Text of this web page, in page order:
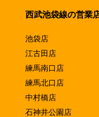
西武池袋線の営業
池袋店
江古田店
練馬南口店
練馬北口店
中村橋店
石神井公園店